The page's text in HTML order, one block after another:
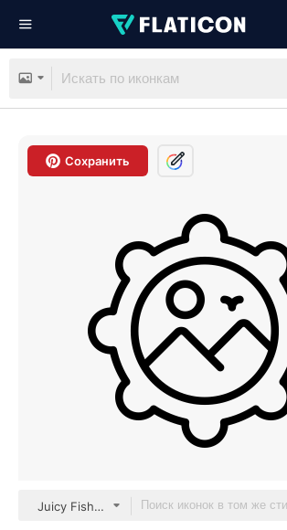
Сохранить
Juicy Fish Outline